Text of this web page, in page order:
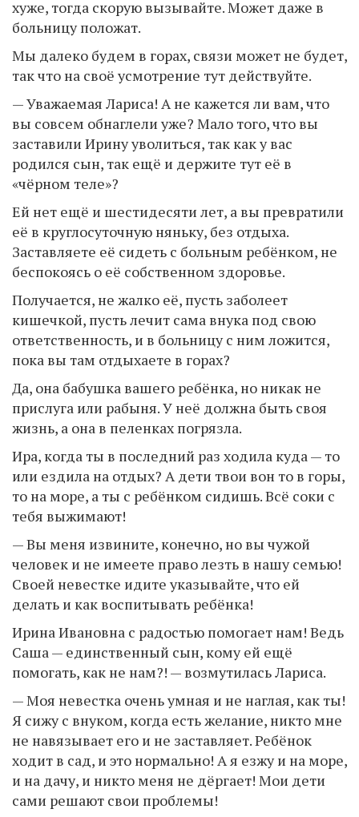
хуже, тогда скорую вызывайте. Может даже в
больницу положат.
Мы далеко будем в горах, связи может не будет,
так что на своё усмотрение тут действуйте.
— Уважаемая Лариса! А не кажется ли вам, что
вы совсем обнаглели уже? Мало того, что вы
заставили Ирину уволиться, так как у вас
родился сын, так ещё и держите тут её в
«чёрном теле»?
Ей нет ещё и шестидесяти лет, а вы превратили
её в круглосуточную няньку, без отдыха.
Заставляете её сидеть с больным ребёнком, не
беспокоясь о её собственном здоровье.
Получается, не жалко её, пусть заболеет
кишечкой, пусть лечит сама внука под свою
ответственность, и в больницу с ним ложится,
пока вы там отдыхаете в горах?
Да, она бабушка вашего ребёнка, но никак не
прислуга или рабыня. У неё должна быть своя
жизнь, а она в пеленках погрязла.
Ира, когда ты в последний раз ходила куда — то
или ездила на отдых? А дети твои вон то в горы,
то на море, а ты с ребёнком сидишь. Всё соки с
тебя выжимают!
— Вы меня извините, конечно, но вы чужой
человек и не имеете право лезть в нашу семью!
Своей невестке идите указывайте, что ей
делать и как воспитывать ребёнка!
Ирина Ивановна с радостью помогает нам! Ведь
Саша — единственный сын, кому ей ещё
помогать, как не нам?! — возмутилась Лариса.
— Моя невестка очень умная и не наглая, как ты!
Я сижу с внуком, когда есть желание, никто мне
не навязывает его и не заставляет. Ребёнок
ходит в сад, и это нормально! А я езжу и на море,
и на дачу, и никто меня не дёргает! Мои дети
сами решают свои проблемы!